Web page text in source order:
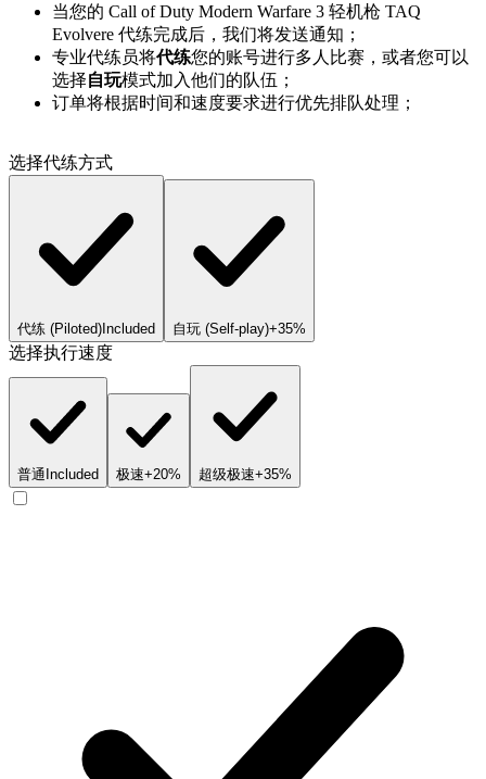
当您的 Call of Duty Modern Warfare 3 轻机枪 TAQ
Evolvere 代练完成后，我们将发送通知；
专业代练员将代练您的账号进行多人比赛，或者您可以
选择自玩模式加入他们的队伍；
订单将根据时间和速度要求进行优先排队处理；
选择代练方式
代练 (Piloted) Included 自玩 (Self-play)+35%
选择执行速度
普通 Included 极速+20% 超级极速+35%